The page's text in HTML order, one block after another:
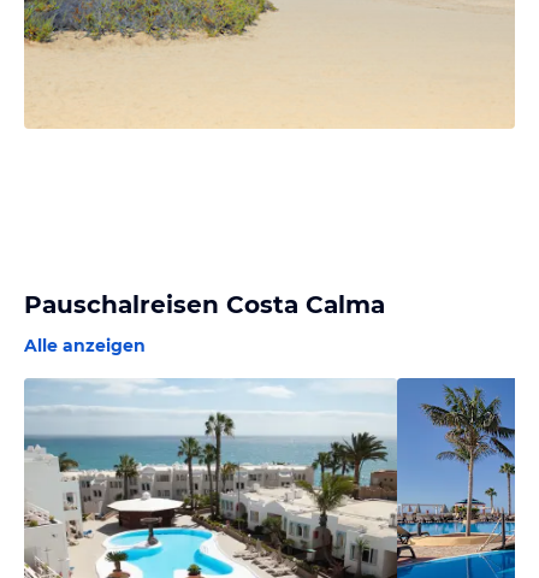
Pauschalreisen Costa Calma
Alle anzeigen